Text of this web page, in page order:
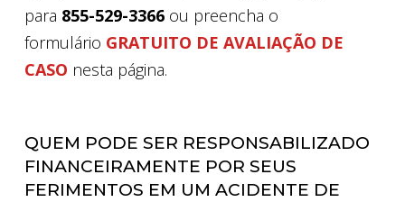
para 855-529-3366 ou preencha o
formulário GRATUITO DE AVALIAÇÃO DE
CASO nesta página.
QUEM PODE SER RESPONSABILIZADO
FINANCEIRAMENTE POR SEUS
FERIMENTOS EM UM ACIDENTE DE